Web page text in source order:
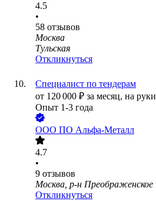
4.5
•
58 отзывов
Москва
Тульская
Откликнуться
Специалист по тендерам
от 120 000 ₽ за месяц, на руки
Опыт 1-3 года
ООО ПО Альфа-Металл
4.7
•
9 отзывов
Москва, р-н Преображенское
Откликнуться